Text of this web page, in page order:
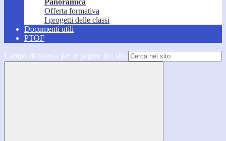
Panoramica
Offerta formativa
I progetti delle classi
Documenti utili
PTOF
Campo di ricerca per le pagine del sito